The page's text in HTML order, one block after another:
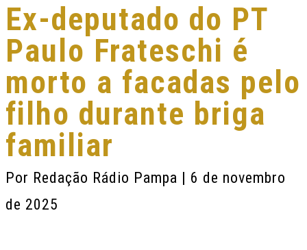
Ex-deputado do PT
Paulo Frateschi é
morto a facadas pelo
filho durante briga
familiar
Por Redação Rádio Pampa | 6 de novembro
de 2025